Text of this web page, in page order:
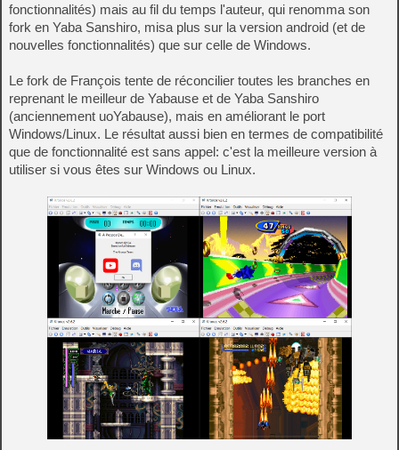
fonctionnalités) mais au fil du temps l'auteur, qui renomma son
fork en Yaba Sanshiro, misa plus sur la version android (et de
nouvelles fonctionnalités) que sur celle de Windows.
Le fork de François tente de réconcilier toutes les branches en
reprenant le meilleur de Yabause et de Yaba Sanshiro
(anciennement uoYabause), mais en améliorant le port
Windows/Linux. Le résultat aussi bien en termes de compatibilité
que de fonctionnalité est sans appel: c'est la meilleure version à
utiliser si vous êtes sur Windows ou Linux.